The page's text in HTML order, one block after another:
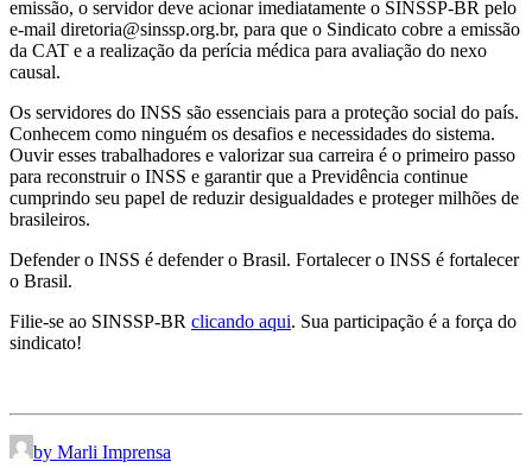
emissão, o servidor deve acionar imediatamente o SINSSP-BR pelo
e-mail diretoria@sinssp.org.br, para que o Sindicato cobre a emissão
da CAT e a realização da perícia médica para avaliação do nexo
causal.
Os servidores do INSS são essenciais para a proteção social do país.
Conhecem como ninguém os desafios e necessidades do sistema.
Ouvir esses trabalhadores e valorizar sua carreira é o primeiro passo
para reconstruir o INSS e garantir que a Previdência continue
cumprindo seu papel de reduzir desigualdades e proteger milhões de
brasileiros.
Defender o INSS é defender o Brasil. Fortalecer o INSS é fortalecer
o Brasil.
Filie-se ao SINSSP-BR clicando aqui. Sua participação é a força do
sindicato!
by Marli Imprensa